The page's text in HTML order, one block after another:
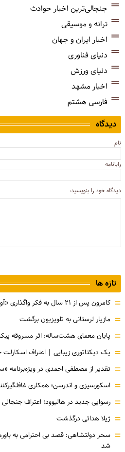
جنجالی‌ترین اخبار حوادث
ترانه و موسیقی
اخبار ایران و جهان
دنیای فناوری
دنیای ورزش
اخبار مشهد
فارسی هشتم
دیدگاه
نام
رایانامه
دیدگاه خود را بنویسید:
تازه ها
= کامرون پس از ۲۱ سال به فکر واگذاری «آواتار» افتاد
= مازیار لرستانی به تلویزیون برگشت
= پایان معمای هشت‌ساله: اثر مسروقه
= یک دیکتاتوری زیبایی | اعتراف
= تقدیر از مصطفی احمدی در ویژه‌برنامه
= اسکورسیزی و اندرسن؛ همکاری
= رسوایی جدید در هالیوود؛ اعتراف
= ژیلا هدائی درگذشت
= سحر دولتشاهی: قصد بی احترامی به
شد